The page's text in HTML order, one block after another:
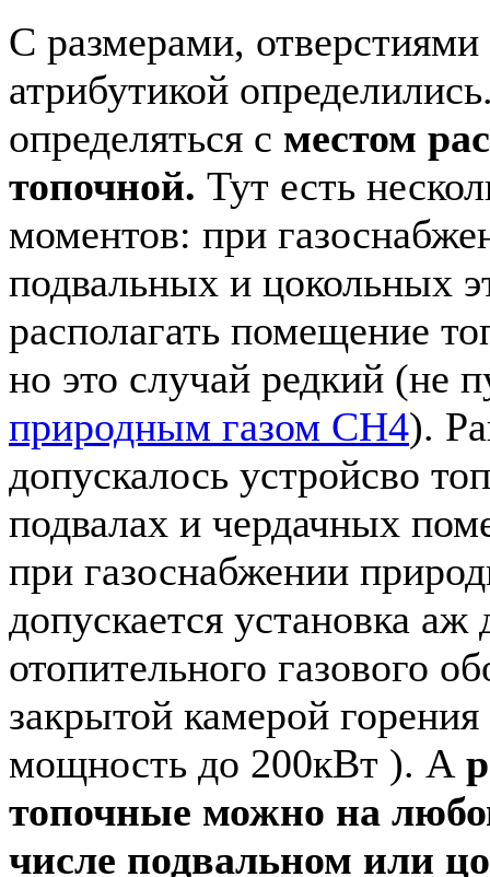
С размерами,
атрибутикой
определяться с местом
топочной. Тут есть
моментов: при
подвальных и цокольных
располагать помещение
но это случай редкий (не
природным газом CH4).
допускалось устройсво
подвалах и чердачных
при газоснабжении
допускается установка
отопительного газового
закрытой камерой
мощность до 200кВт ). А
топочные можно на
числе подвальном или